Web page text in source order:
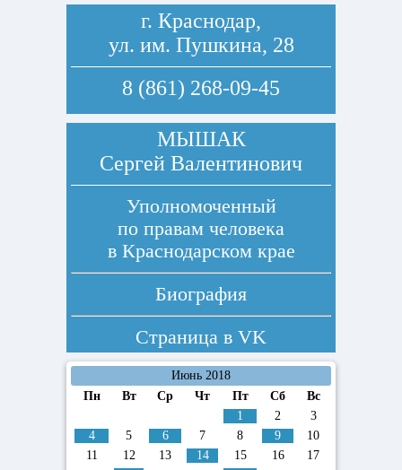
г. Краснодар,
ул. им. Пушкина, 28
8 (861) 268-09-45
МЫШАК
Сергей Валентинович
Уполномоченный
по правам человека
в Краснодарском крае
Биография
Страница в VK
Июнь 2018
Пн
Вт Ср Чт Пт Сб
Вс
1
2
3
4
5 6 7 8 9
10
11
12 13 14 15 16
17